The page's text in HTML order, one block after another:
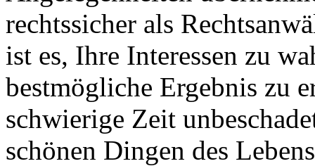
rechtssicher als
ist es, Ihre Interessen zu
bestmögliche Ergebnis zu
schwierige Zeit
schönen Dingen des